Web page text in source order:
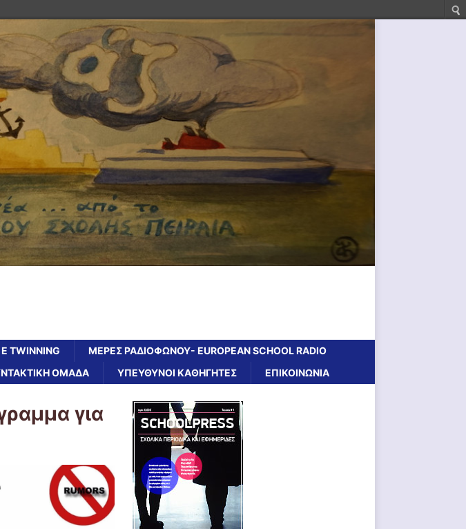
TWINNING
ΜΕΡΕΣ ΡΑΔΙΟΦΩΝΟΥ- EUROPEAN SCHOOL RADIO
ΟΜΑΔΑ ΥΠΕΥΘΥΝΟΙ ΚΑΘΗΓΗΤΕΣ ΕΠΙΚΟΙΝΩΝΙΑ
για